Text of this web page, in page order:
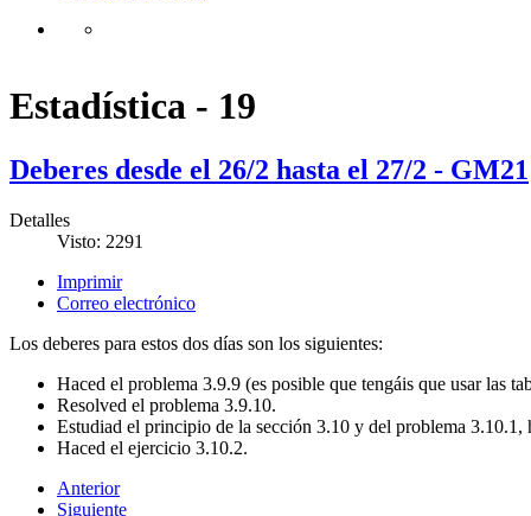
Estadística - 19
Deberes desde el 26/2 hasta el 27/2 - GM21
Detalles
Visto: 2291
Imprimir
Correo electrónico
Los deberes para estos dos días son los siguientes:
Haced el problema 3.9.9 (es posible que tengáis que usar las
Resolved el problema 3.9.10.
Estudiad el principio de la sección 3.10 y del problema 3.10.1,
Haced el ejercicio 3.10.2.
Anterior
Siguiente